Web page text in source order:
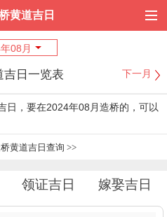
黄道吉日
08月
吉日一览表 下一月
日，要在2024年08月造桥的，可以
黄道吉日查询 >>
领证吉日 嫁娶吉日